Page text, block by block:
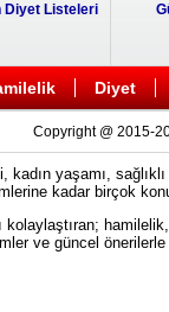
Diyet Listeleri
Diyet
Copyright @ 2015-
yaşamı,
kadar birçok
ve güncel